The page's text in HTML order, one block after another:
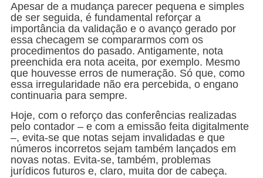
Apesar de a mudança parecer pequena e simples
de ser seguida, é fundamental reforçar a
importância da validação e o avanço gerado por
essa checagem se compararmos com os
procedimentos do pasado. Antigamente, nota
preenchida era nota aceita, por exemplo. Mesmo
que houvesse erros de numeração. Só que, como
essa irregularidade não era percebida, o engano
continuaria para sempre.
Hoje, com o reforço das conferências realizadas
pelo contador – e com a emissão feita digitalmente
–, evita-se que notas sejam invalidadas e que
números incorretos sejam também lançados em
novas notas. Evita-se, também, problemas
jurídicos futuros e, claro, muita dor de cabeça.